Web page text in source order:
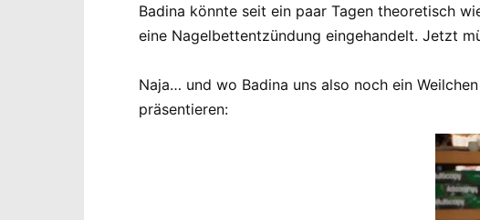
Badina könnte seit ein paar Tagen theoretisch
eine Nagelbettentzündung eingehandelt. Jetzt
Naja… und wo Badina uns also noch ein
präsentieren: